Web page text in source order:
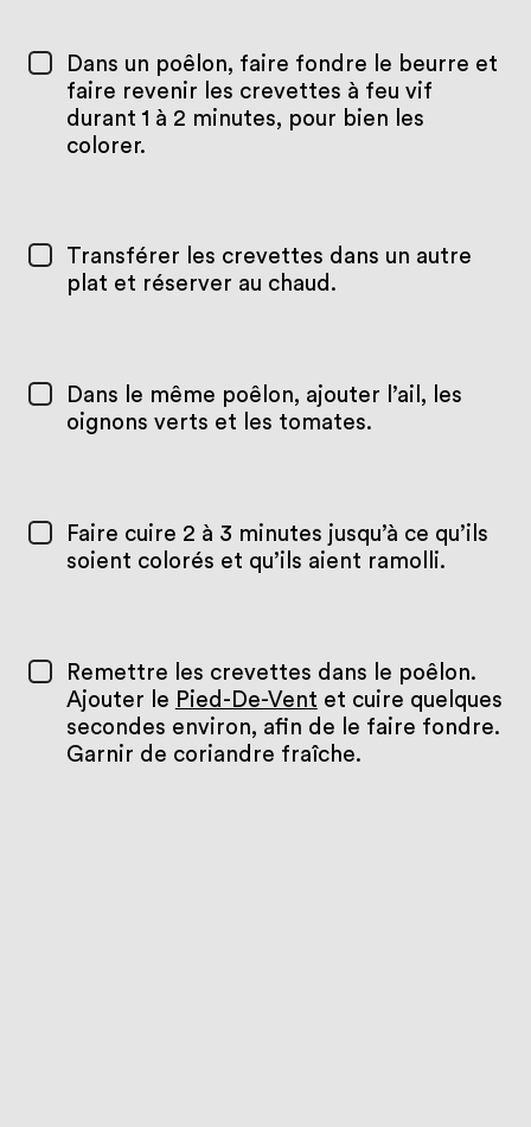
Dans un poêlon, faire fondre le beurre et
faire revenir les crevettes à feu vif
durant 1 à 2 minutes, pour bien les
colorer.
Transférer les crevettes dans un autre
plat et réserver au chaud.
Dans le même poêlon, ajouter l’ail, les
oignons verts et les tomates.
Faire cuire 2 à 3 minutes jusqu’à ce qu’ils
soient colorés et qu’ils aient ramolli.
Remettre les crevettes dans le poêlon.
Ajouter le Pied-De-Vent et cuire quelques
secondes environ, afin de le faire fondre.
Garnir de coriandre fraîche.